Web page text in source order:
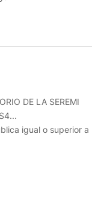
DE LA SEREMI
igual o superior a